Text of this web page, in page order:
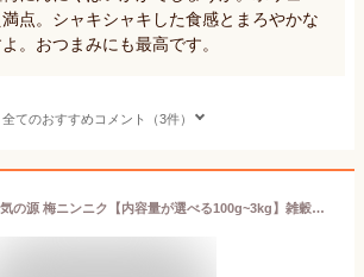
点。シャキシャキした食感とまろやかな
。おつまみにも最高です。
全てのおすすめコメント（3件）
梅にんにく 元気の源 梅ニンニク【内容量が選べる100g~3kg】雑穀米本舗 にんにく 大蒜 梅 ウメ 梅鰹 梅かつお 無臭ニンニク ごはんのお供 おつまみ おかず ニオイなし スタミナ やみつき